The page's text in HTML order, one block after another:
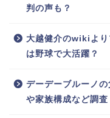
判の声も？
大越健介のwikiより
は野球で大活躍？
デーデーブルーノ
や家族構成など調査